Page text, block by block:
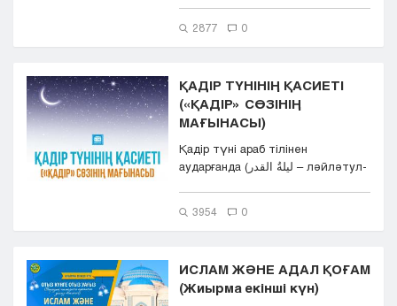
2877 0
ҚАДІР ТҮНІНІҢ ҚАСИЕТІ
(«ҚАДІР» СӨЗІНІҢ
МАҒЫНАСЫ)
Қадір түні араб тілінен
аударғанда (ليلةُ القدر – ләйләтул-
3954 0
ИСЛАМ ЖӘНЕ АДАЛ ҚОҒАМ
(Жиырма екінші күн)